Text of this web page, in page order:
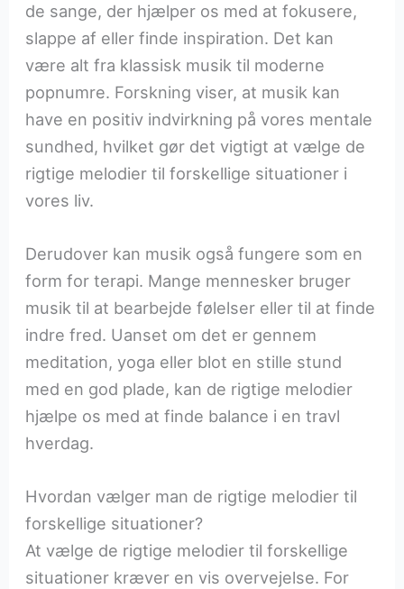
de sange, der hjælper os med at fokusere,
slappe af eller finde inspiration. Det kan
være alt fra klassisk musik til moderne
popnumre. Forskning viser, at musik kan
have en positiv indvirkning på vores mentale
sundhed, hvilket gør det vigtigt at vælge de
rigtige melodier til forskellige situationer i
vores liv.
Derudover kan musik også fungere som en
form for terapi. Mange mennesker bruger
musik til at bearbejde følelser eller til at finde
indre fred. Uanset om det er gennem
meditation, yoga eller blot en stille stund
med en god plade, kan de rigtige melodier
hjælpe os med at finde balance i en travl
hverdag.
Hvordan vælger man de rigtige melodier til
forskellige situationer?
At vælge de rigtige melodier til forskellige
situationer kræver en vis overvejelse. For